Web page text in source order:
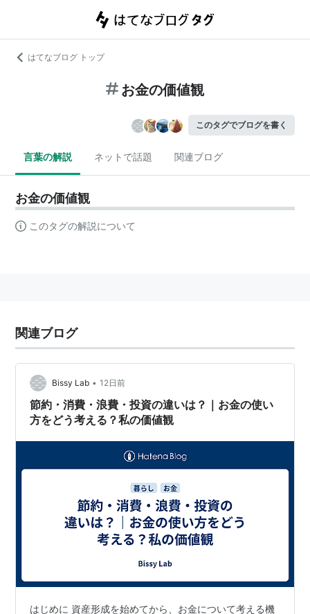
はてなブログ トップ
お金の価値観
このタグでブログを書く
言葉の解説 ネットで話題 関連ブログ
お金の価値観
このタグの解説について
関連ブログ
Bissy Lab • 12日前
節約・消費・浪費・投資の違いは？｜お金の使い
方をどう考える？私の価値観
はじめに 資産形成を始めてから、お金について考える機